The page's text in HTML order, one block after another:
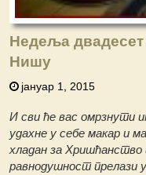
Недеља
Нишу
јануар 1, 2015
И сви ће вас омрзнути
удахне у себе макар и
хладан за
равнодушност прелази